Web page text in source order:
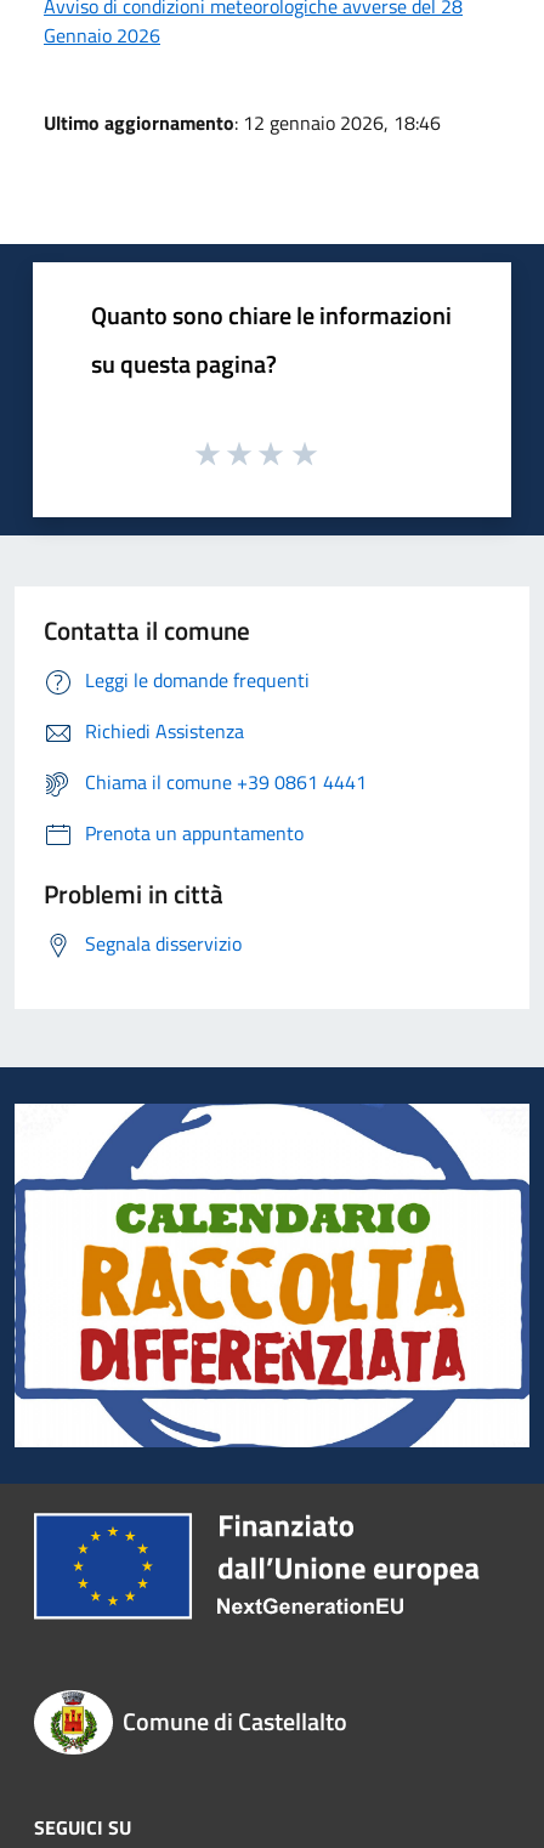
Gennaio 2026
Ultimo aggiornamento: 12 gennaio 2026, 18:46
Quanto sono chiare le informazioni
su questa pagina?
Contatta il comune
Leggi le domande frequenti
Richiedi Assistenza
Chiama il comune +39 0861 4441
Prenota un appuntamento
Problemi in città
Segnala disservizio
Comune di Castellalto
SEGUICI SU